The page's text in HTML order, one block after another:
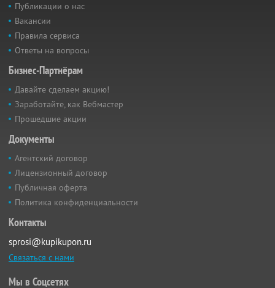
Публикации о нас
Вакансии
Правила сервиса
Ответы на вопросы
Бизнес-Партнёрам
Давайте сделаем акцию!
Заработайте, как Вебмастер
Прошедшие акции
Документы
Агентский договор
Лицензионный договор
Публичная оферта
Политика конфиденциальности
Контакты
sprosi@kupikupon.ru
Связаться с нами
Мы в Соцсетях